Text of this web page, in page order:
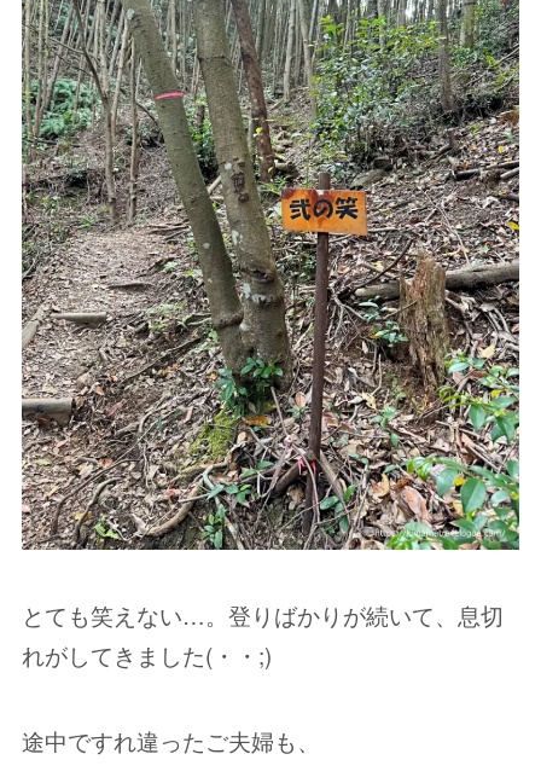
とても笑えない…。登りばかりが続いて、息切
れがしてきました(・・;)
途中ですれ違ったご夫婦も、